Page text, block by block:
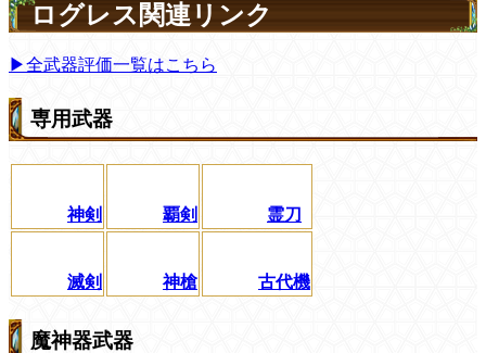
ログレス関連リンク
▶全武器評価一覧はこちら
専用武器
神剣 覇剣 霊刀
滅剣 神槍 古代機
魔神器武器